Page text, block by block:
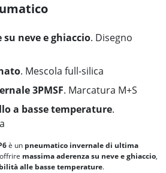
neve e ghiaccio. Disegno
. Mescola full-silica
3PMSF. Marcatura M+S
a basse temperature.
è un pneumatico invernale di ultima
massima aderenza su neve e ghiaccio,
alle basse temperature.